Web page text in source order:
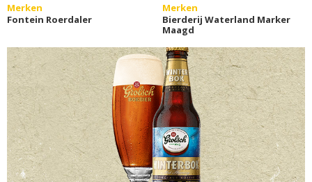
Merken
Fontein Roerdaler
Merken
Bierderij Waterland Marker
Maagd